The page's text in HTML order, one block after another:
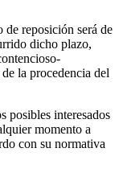
reposición será de
dicho plazo,
la procedencia del
posibles interesados
momento a
con su normativa